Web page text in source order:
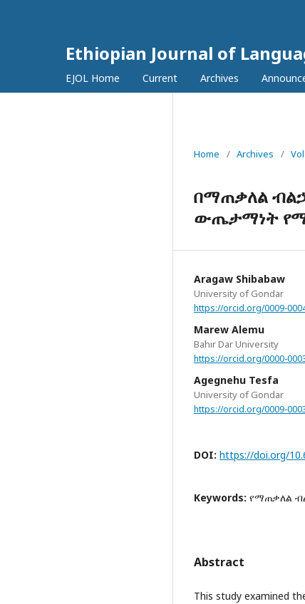
Ethiopian Journal of
EJOL Home Current Archives
Home / Archives /
በማጠቃለል
ውጤታማነት
Aragaw Shibabaw
University of Gondar
https://orcid.org/0009-
Marew Alemu
Bahir Dar University
https://orcid.org/0000-
Agegnehu Tesfa
University of Gondar
https://orcid.org/0009-
DOI: https://doi.org/
Keywords: የማጠቃለል
Abstract
This study examined